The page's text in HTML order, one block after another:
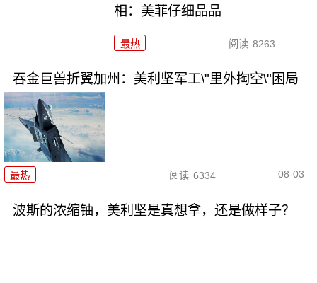
相：美菲仔细品品
最热 阅读 8263
吞金巨兽折翼加州：美利坚军工\"里外掏空\"困局
最热 阅读 6334 08-03
波斯的浓缩铀，美利坚是真想拿，还是做样子？